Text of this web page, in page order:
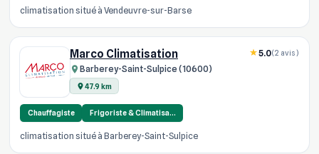
climatisation situé à Vendeuvre-sur-Barse
Marco Climatisation
Barberey-Saint-Sulpice (10600)
47.9 km
5.0(2 avis)
Chauffagiste Frigoriste & Climatisa…
climatisation situé à Barberey-Saint-Sulpice